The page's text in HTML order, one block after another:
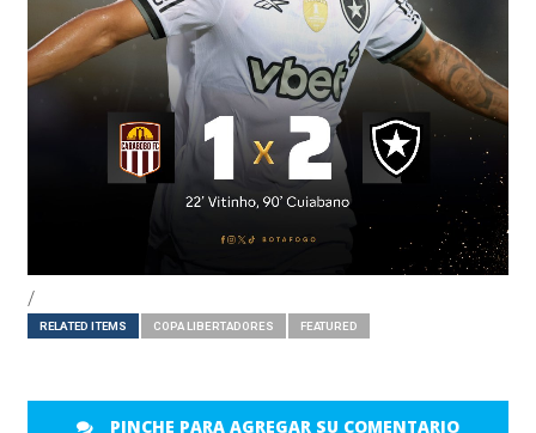
/
RELATED ITEMS COPA LIBERTADORES FEATURED
PINCHE PARA AGREGAR SU COMENTARIO